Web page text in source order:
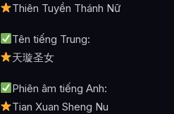
Thiên Tuyền Thánh Nữ
Tên tiếng Trung:
天璇圣女
Phiên âm tiếng Anh:
Tian Xuan Sheng Nu